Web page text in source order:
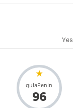
Yes
guiaPenin
96